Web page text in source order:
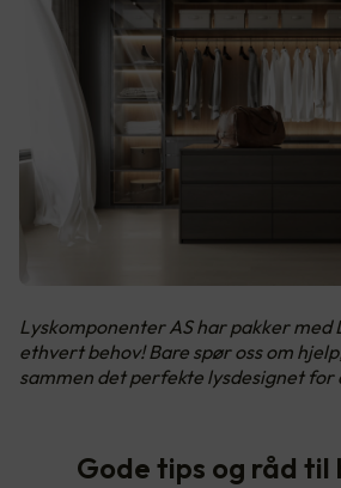
Lyskomponenter AS har pakker
ethvert behov! Bare spør oss om
sammen det perfekte lysdesignet for
Gode tips og råd til